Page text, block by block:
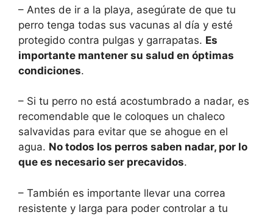
– Antes de ir a la playa, asegúrate de que tu
perro tenga todas sus vacunas al día y esté
protegido contra pulgas y garrapatas. Es
importante mantener su salud en óptimas
condiciones.
– Si tu perro no está acostumbrado a nadar, es
recomendable que le coloques un chaleco
salvavidas para evitar que se ahogue en el
agua. No todos los perros saben nadar, por lo
que es necesario ser precavidos.
– También es importante llevar una correa
resistente y larga para poder controlar a tu